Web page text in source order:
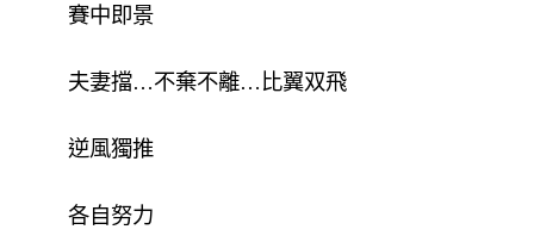
賽中即景
夫妻擋…不棄不離…比翼双飛
逆風獨推
各自努力